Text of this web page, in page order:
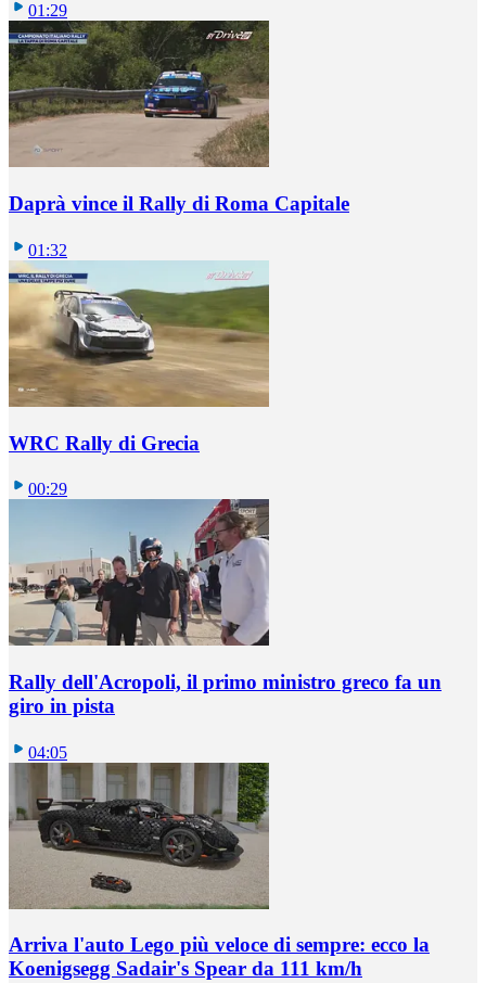
01:29
Daprà vince il Rally di Roma Capitale
01:32
WRC Rally di Grecia
00:29
Rally dell'Acropoli, il primo ministro greco fa un
giro in pista
04:05
Arriva l'auto Lego più veloce di sempre: ecco la
Koenigsegg Sadair's Spear da 111 km/h